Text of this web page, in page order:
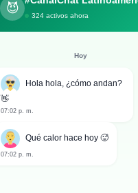
😈
324 activos ahora
Hoy
Hola hola, ¿cómo andan?
👋
07:02 p. m.
Qué calor hace hoy 🥵
07:02 p. m.